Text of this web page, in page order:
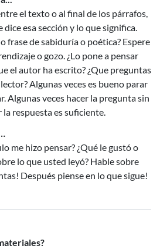
el texto o al final de los párrafos,
esa sección y lo que significa.
frase de sabiduría o poética? Espere
o gozo. ¿Lo pone a pensar
el autor ha escrito? ¿Que preguntas
Algunas veces es bueno parar
Algunas veces hacer la pregunta sin
respuesta es suficiente.
me hizo pensar? ¿Qué le gustó o
lo que usted leyó? Hable sobre
Después piense en lo que sigue!